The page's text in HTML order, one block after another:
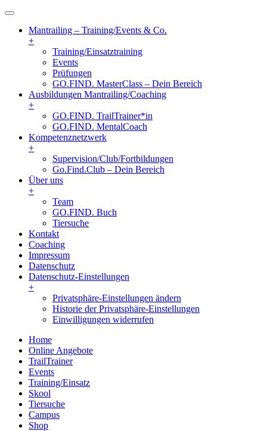
Mantrailing – Training/Events & Co.
+
Training/Einsatztraining
Events
Prüfungen
GO.FIND. MasterClass – Dein Bereich
Ausbildungen Mantrailing/Coaching
+
GO.FIND. TrailTrainer*in
GO.FIND. MentalCoach
Kompetenznetzwerk
+
Supervision/Club/Fortbildungen
Go.Find.Club – Dein Bereich
Über uns
+
Team
GO.FIND. Buch
Tiersuche
Kontakt
Coaching
Impressum
Datenschutz
Datenschutz-Einstellungen
+
Privatsphäre-Einstellungen ändern
Historie der Privatsphäre-Einstellungen
Einwilligungen widerrufen
Home
Online Angebote
TrailTrainer
Events
Training/Einsatz
Skool
Tiersuche
Campus
Shop